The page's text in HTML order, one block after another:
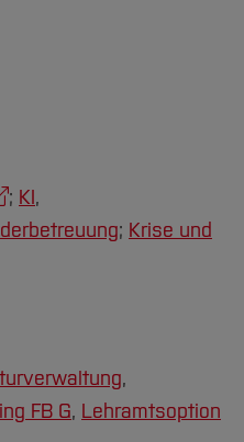
; KI,
; Krise und
,
FB G, Lehramtsoption